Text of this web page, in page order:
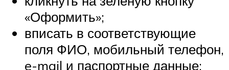
«Оформить»;
вписать в соответствующие
поля ФИО, мобильный телефон,
e-mail и паспортные данные;